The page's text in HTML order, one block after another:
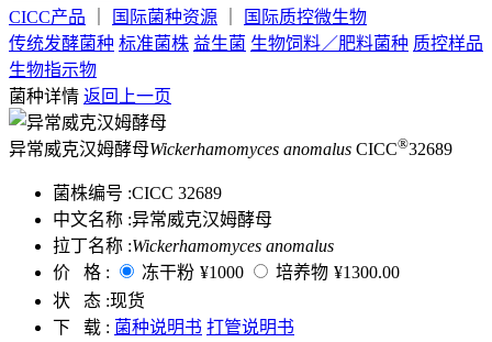
CICC产品
国际菌种资源
国际质控微生物
传统发酵菌种 标准菌株 益生菌 生物饲料／肥料菌种 质控样品
生物指示物
菌种详情 返回上一页
异常威克汉姆酵母Wickerhamomyces anomalus CICC®32689
菌株编号 :CICC 32689
中文名称 :异常威克汉姆酵母
拉丁名称 :Wickerhamomyces anomalus
价 格 :
冻干粉 ¥1000 培养物 ¥1300.00
状 态 :现货
下 载 : 菌种说明书 打管说明书